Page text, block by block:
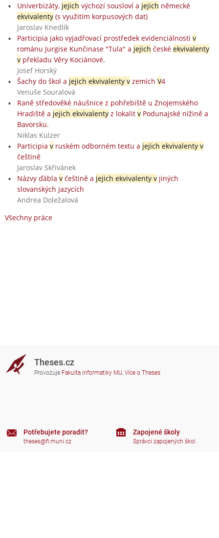
Univerbizáty, jejich výchozí sousloví a jejich německé
ekvivalenty(s využitím korpusových dat)
Jaroslav Knedlík
Participia jako vyjadřovací prostředek evidenciálnosti v
románu Jurgise Kunčinase "Tula" a jejich české ekvivalenty
vpřekladu Věry Kociánové.
Josef Horský
Šachy do škol a jejich ekvivalenty vzemích V4
Venuše Souralová
Raně středověké náušnice z pohřebiště u Znojemského
Hradiště a jejich ekvivalentyz lokalit vPodunajské nížině a
Bavorsku.
Niklas Külzer
Participia vruském odborném textu a jejich ekvivalenty v
češtině
Jaroslav Skřivánek
Názvy ďábla včeštině a jejich ekvivalenty vjiných
slovanských jazycích
Andrea Doležalová
Všechny práce
Theses.cz
Provozuje Fakulta informatiky MU, Více o Theses
Potřebujete poradit?
theses@fi.muni.cz
Zapojené školy
Správci zapojených škol